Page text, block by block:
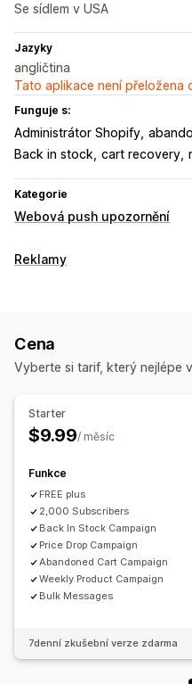
Se sídlem v USA
Jazyky
angličtina
Tato aplikace není přeložena
Funguje s:
Administrátor Shopify
Back in stock cart recovery
Kategorie
Webová push upozornění
Typy notifikací
Propagační akce
Uvítací zprávy Opětovné
Správa předplatitelů
Automatické notifikace
Sledování zapojení
Reklamy
Platforma
Opětovné zacílení
Šablony Sociální sítě
Cena
Vyberte si tarif, který nejlépe
Starter
$9.99/ měsíc
Funkce
FREE plus
2,000 Subscribers
Back In Stock Campaign
Price Drop Campaign
Abandoned Cart Campaign
Weekly Product Campaign
Bulk Messages
7denní zkušební verze zdarma